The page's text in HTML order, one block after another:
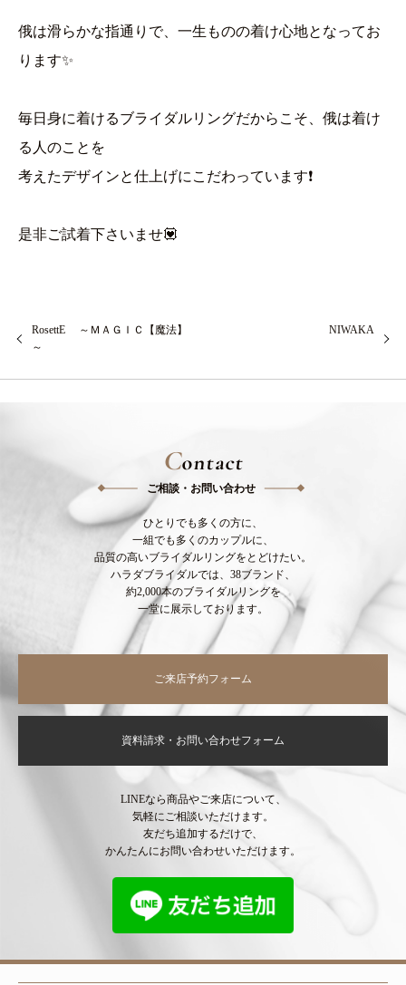
俄は滑らかな指通りで、一生ものの着け心地となってお
ります✨
毎日身に着けるブライダルリングだからこそ、俄は着け
る人のことを
考えたデザインと仕上げにこだわっています❗
是非ご試着下さいませ💟
RosettE ～ＭＡＧＩＣ【魔法】
～
NIWAKA
Contact
ご相談・お問い合わせ
ひとりでも多くの方に、
一組でも多くのカップルに、
品質の高いブライダルリングをとどけたい。
ハラダブライダルでは、38ブランド、
約2,000本のブライダルリングを
一堂に展示しております。
ご来店予約フォーム
資料請求・お問い合わせフォーム
LINEなら商品やご来店について、
気軽にご相談いただけます。
友だち追加するだけで、
かんたんにお問い合わせいただけます。